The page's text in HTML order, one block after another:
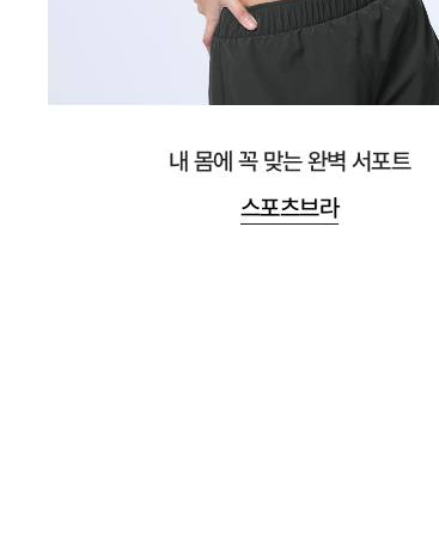
내 몸에 꼭 맞는 완벽 서포트
스포츠브라